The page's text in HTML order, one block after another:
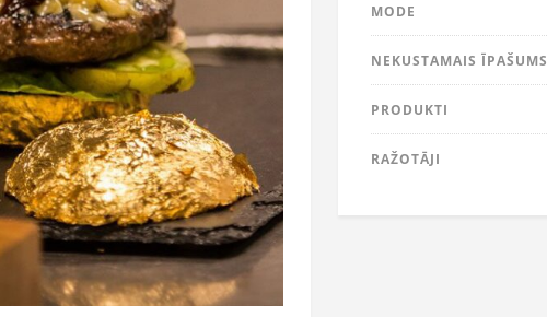
MODE
NEKUSTAMAIS ĪPAŠUMS
PRODUKTI
RAŽOTĀJI